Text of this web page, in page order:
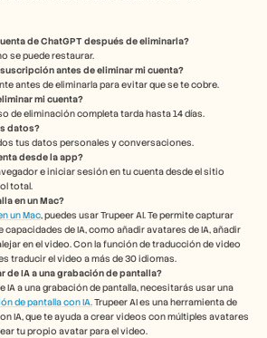
de ChatGPT después de eliminarla?
se puede restaurar.
antes de eliminar mi cuenta?
antes de eliminarla para evitar que se te cobre.
mi cuenta?
de eliminación completa tarda hasta 14 días.
datos?
tus datos personales y conversaciones.
desde la app?
e iniciar sesión en tu cuenta desde el sitio
total.
en un Mac?
un Mac, puedes usar Trupeer AI. Te permite capturar
capacidades de IA, como añadir avatares de IA, añadir
en el video. Con la función de traducción de video
traducir el video a más de 30 idiomas.
de IA a una grabación de pantalla?
de pantalla con IA. Trupeer AI es una herramienta de
IA, que te ayuda a crear videos con múltiples avatares
tu propio avatar para el video.